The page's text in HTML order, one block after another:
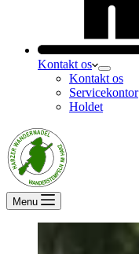
Kontakt os
Kontakt os
Servicekontor
Holdet
Menu